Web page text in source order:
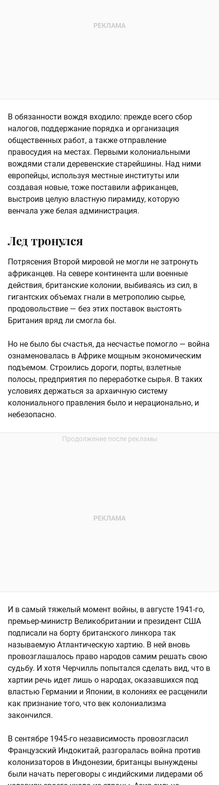
В обязанности вождя входило: прежде всего сбор
налогов, поддержание порядка и организация
общественных работ, а также отправление
правосудия на местах. Первыми колониальными
вождями стали деревенские старейшины. Над ними
европейцы, используя местные институты или
создавая новые, тоже поставили африканцев,
выстроив целую властную пирамиду, которую
венчала уже белая администрация.
Лед тронулся
Потрясения Второй мировой не могли не затронуть
африканцев. На севере континента шли военные
действия, британские колонии, выбиваясь из сил, в
гигантских объемах гнали в метрополию сырье,
продовольствие — без этих поставок выстоять
Британия вряд ли смогла бы.
Но не было бы счастья, да несчастье помогло — война
ознаменовалась в Африке мощным экономическим
подъемом. Строились дороги, порты, взлетные
полосы, предприятия по переработке сырья. В таких
условиях держаться за архаичную систему
колониального правления было и нерационально, и
небезопасно.
И в самый тяжелый момент войны, в августе 1941-го,
премьер-министр Великобритании и президент США
подписали на борту британского линкора так
называемую Атлантическую хартию. В ней вновь
провозглашалось право народов самим решать свою
судьбу. И хотя Черчилль попытался сделать вид, что в
хартии речь идет лишь о народах, оказавшихся под
властью Германии и Японии, в колониях ее расценили
как признание того, что век колониализма
закончился.
В сентябре 1945-го независимость провозгласил
Французский Индокитай, разгоралась война против
колонизаторов в Индонезии, британцы вынуждены
были начать переговоры с индийскими лидерами об